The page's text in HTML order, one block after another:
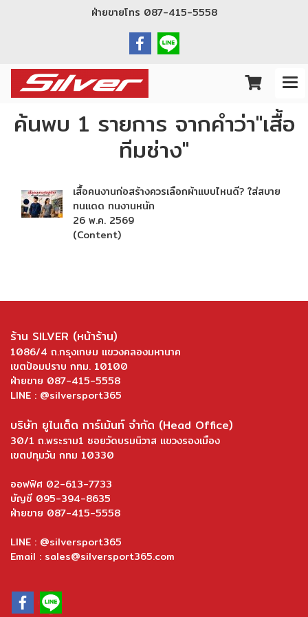
ฝ่ายขายโทร 087-415-5558
ค้นพบ 1 รายการ จากคำว่า"เสื้อ
ทีมช่าง"
เสื้อคนงานก่อสร้างควรเลือกผ้าแบบไหนดี? ใส่สบาย
ทนแดด ทนงานหนัก
26 พ.ค. 2569
(Content)
ร้าน SILVER (หน้าร้าน)
1086/4 ถ.กรุงเกษม แขวงคลองมหานาค
เขตป้อมปราบ กทม. 10100
ฝ่ายขาย 087-415-5558
LINE : @silversport365
บริษัท ยูไนเต็ด การ์เม้นท์ จำกัด (Head Office)
30/1 ถ.พระราม1 ซอยวัดบรมนิวาส แขวงรองเมือง
เขตปทุมวัน กทม 10330
ออฟฟิศ 02-613-7733
บัญชี 095-394-8635
ฝ่ายขาย 087-415-5558
LINE : @silversport365
Email : sales@silversport365.com